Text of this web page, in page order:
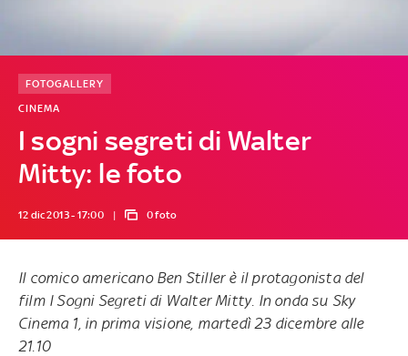
I sogni segreti di Walter
Mitty: le foto
CINEMA
FOTOGALLERY
12 dic 2013 - 17:00 0 foto
Il comico americano Ben Stiller è il protagonista del
film I Sogni Segreti di Walter Mitty. In onda su Sky
Cinema 1, in prima visione, martedì 23 dicembre alle
21.10